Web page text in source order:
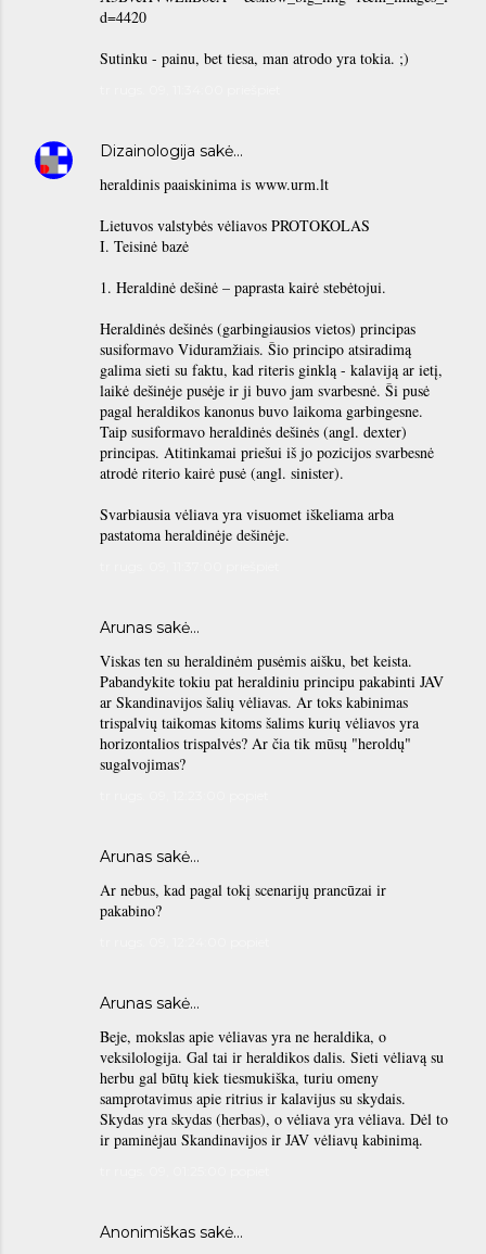
d=4420
Sutinku - painu, bet tiesa, man atrodo yra tokia. ;)
Dizainologija sakė…
heraldinis paaiskinima is www.urm.lt
Lietuvos valstybės vėliavos PROTOKOLAS
I. Teisinė bazė
1. Heraldinė dešinė – paprasta kairė stebėtojui.
Heraldinės dešinės (garbingiausios vietos) principas
susiformavo Viduramžiais. Šio principo atsiradimą
galima sieti su faktu, kad riteris ginklą - kalaviją ar ietį,
laikė dešinėje pusėje ir ji buvo jam svarbesnė. Ši pusė
pagal heraldikos kanonus buvo laikoma garbingesne.
Taip susiformavo heraldinės dešinės (angl. dexter)
principas. Atitinkamai priešui iš jo pozicijos svarbesnė
atrodė riterio kairė pusė (angl. sinister).
Svarbiausia vėliava yra visuomet iškeliama arba
pastatoma heraldinėje dešinėje.
Arunas sakė…
Viskas ten su heraldinėm pusėmis aišku, bet keista.
Pabandykite tokiu pat heraldiniu principu pakabinti JAV
ar Skandinavijos šalių vėliavas. Ar toks kabinimas
trispalvių taikomas kitoms šalims kurių vėliavos yra
horizontalios trispalvės? Ar čia tik mūsų "heroldų"
sugalvojimas?
Arunas sakė…
Ar nebus, kad pagal tokį scenarijų prancūzai ir
pakabino?
Arunas sakė…
Beje, mokslas apie vėliavas yra ne heraldika, o
veksilologija. Gal tai ir heraldikos dalis. Sieti vėliavą su
herbu gal būtų kiek tiesmukiška, turiu omeny
samprotavimus apie ritrius ir kalavijus su skydais.
Skydas yra skydas (herbas), o vėliava yra vėliava. Dėl to
ir paminėjau Skandinavijos ir JAV vėliavų kabinimą.
Anonimiškas sakė…